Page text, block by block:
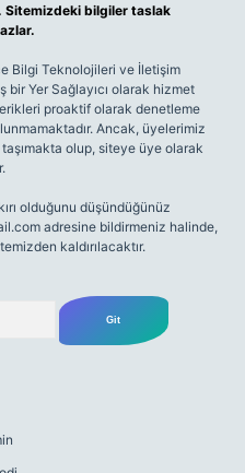
Sitemizdeki bilgiler taslak
Bilgi Teknolojileri ve İletişim
bir Yer Sağlayıcı olarak hizmet
proaktif olarak denetleme
Ancak, üyelerimiz
olup, siteye üye olarak
olduğunu düşündüğünüz
adresine bildirmeniz halinde,
kaldırılacaktır.